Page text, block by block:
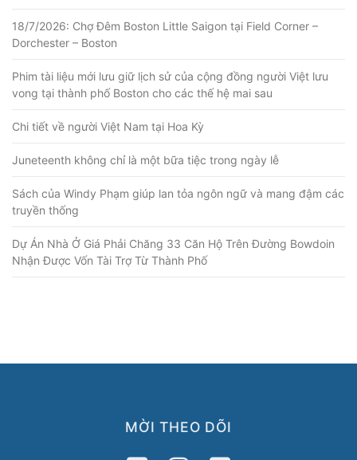
18/7/2026: Chợ Đêm Boston Little Saigon tại Field Corner –
Dorchester – Boston
Phim tài liệu mới lưu giữ lịch sử của cộng đồng người Việt lưu
vong tại thành phố Boston cho các thế hệ mai sau
Chi tiết về người Việt Nam tại Hoa Kỳ
Juneteenth không chỉ là một bữa tiệc trong ngày lễ
Sách của Windy Phạm giúp lan tỏa ngôn ngữ và mang đậm các
truyền thống
Dự Án Nhà Ở Giá Phải Chăng 33 Căn Hộ Trên Đường Bowdoin
Nhận Được Vốn Tài Trợ Từ Thành Phố
MỜI THEO DÕI